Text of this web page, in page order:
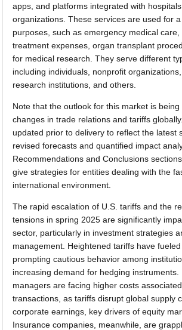
apps, and platforms integrated with
organizations. These services are used for
purposes, such as emergency medical care,
treatment expenses, organ transplant
for medical research. They serve different
including individuals, nonprofit organizations,
research institutions, and others.
Note that the outlook for this market is
changes in trade relations and tariffs
updated prior to delivery to reflect the latest
revised forecasts and quantified impact
Recommendations and Conclusions
give strategies for entities dealing with the
international environment.
The rapid escalation of U.S. tariffs and the
tensions in spring 2025 are significantly
sector, particularly in investment strategies
management. Heightened tariffs have fueled
prompting cautious behavior among
increasing demand for hedging instruments.
managers are facing higher costs
transactions, as tariffs disrupt global supply
corporate earnings, key drivers of equity
Insurance companies, meanwhile, are